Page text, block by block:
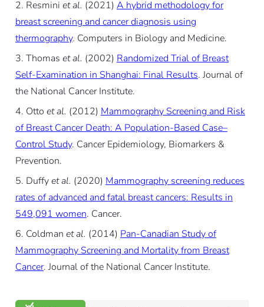
Resmini et al. (2021) A hybrid methodology for
breast screening and cancer diagnosis using
thermography. Computers in Biology and Medicine.
Thomas et al. (2002) Randomized Trial of Breast
Self-Examination in Shanghai: Final Results. Journal of
the National Cancer Institute.
Otto et al. (2012) Mammography Screening and Risk
of Breast Cancer Death: A Population-Based Case–
Control Study. Cancer Epidemiology, Biomarkers &
Prevention.
Duffyet al. (2020) Mammography screening reduces
rates of advanced and fatal breast cancers: Results in
549,091 women. Cancer.
Coldman et al. (2014) Pan-Canadian Study of
Mammography Screening and Mortality from Breast
Cancer. Journal of the National Cancer Institute.